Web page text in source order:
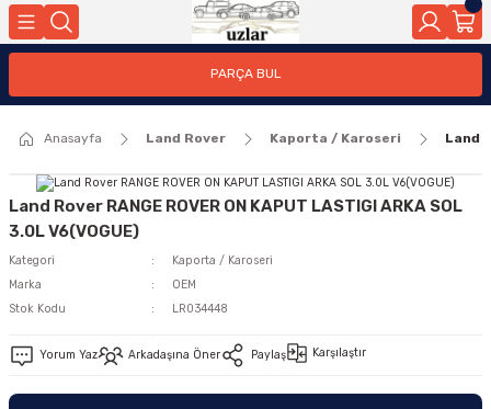
Geri Dön
PARÇA BUL
Anasayfa Land Rover Kaporta / Karoseri Land
Land Rover RANGE ROVER ON KAPUT LASTIGI ARKA SOL
3.0L V6(VOGUE)
Kategori
Kaporta / Karoseri
Marka
OEM
Stok Kodu
LR034448
Yorum Yaz Arkadaşına Öner Paylaş Karşılaştır